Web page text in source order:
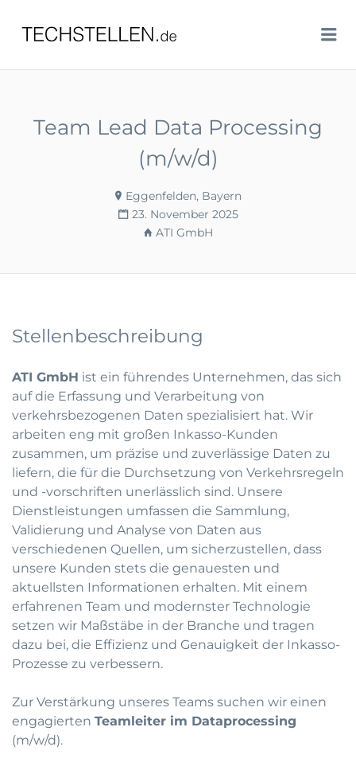
TECHSTELLEN.DE
Team Lead Data Processing
(m/w/d)
Eggenfelden, Bayern
23. November 2025
ATI GmbH
Stellenbeschreibung
ATI GmbH ist ein führendes Unternehmen, das sich
auf die Erfassung und Verarbeitung von
verkehrsbezogenen Daten spezialisiert hat. Wir
arbeiten eng mit großen Inkasso-Kunden
zusammen, um präzise und zuverlässige Daten zu
liefern, die für die Durchsetzung von Verkehrsregeln
und -vorschriften unerlässlich sind. Unsere
Dienstleistungen umfassen die Sammlung,
Validierung und Analyse von Daten aus
verschiedenen Quellen, um sicherzustellen, dass
unsere Kunden stets die genauesten und
aktuellsten Informationen erhalten. Mit einem
erfahrenen Team und modernster Technologie
setzen wir Maßstäbe in der Branche und tragen
dazu bei, die Effizienz und Genauigkeit der Inkasso-
Prozesse zu verbessern.
Zur Verstärkung unseres Teams suchen wir einen
engagierten Teamleiter im Dataprocessing
(m/w/d).